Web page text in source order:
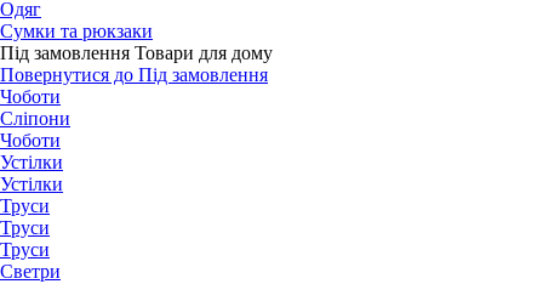
Одяг
Сумки та рюкзаки
Під замовлення Товари для дому
Повернутися до Під замовлення
Чоботи
Сліпони
Чоботи
Устілки
Устілки
Труси
Труси
Труси
Светри